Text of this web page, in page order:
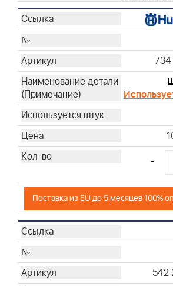
734
-
Поставка из EU до 5 месяцев 100%
542